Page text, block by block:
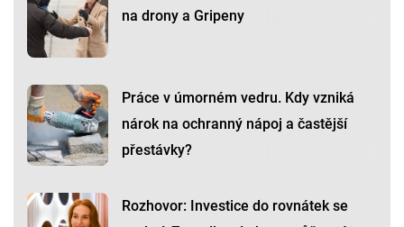
na drony a Gripeny
Práce v úmorném vedru. Kdy vzniká
nárok na ochranný nápoj a častější
přestávky?
Rozhovor: Investice do rovnátek se